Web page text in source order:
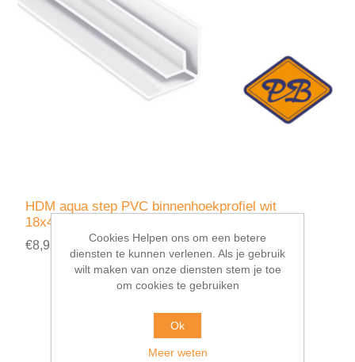
HDM aqua step PVC binnenhoekprofiel wit
18x4,5x7x1mmx260cm
€8,95 incl. BTW
Cookies Helpen ons om een betere
diensten te kunnen verlenen. Als je gebruik
wilt maken van onze diensten stem je toe
om cookies te gebruiken
Ok
Meer weten